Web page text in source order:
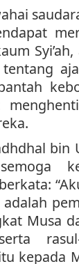
tentang
bin
adalah
Musa
rasul-
kepada